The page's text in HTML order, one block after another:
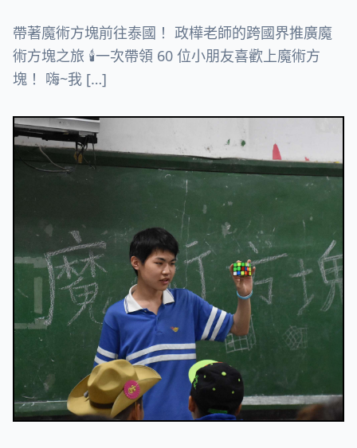
帶著魔術方塊前往泰國！ 政樺老師的跨國界推廣魔
術方塊之旅 🕯️一次帶領 60 位小朋友喜歡上魔術方
塊！ 嗨~我 […]